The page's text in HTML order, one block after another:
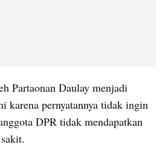
Partaonan Daulay menjadi
karena pernyatannya tidak ingin
DPR tidak mendapatkan